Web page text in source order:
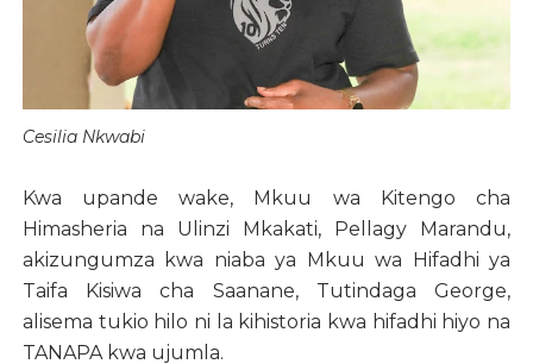
Cesilia Nkwabi
Kwa upande wake, Mkuu wa Kitengo cha
Himasheria na Ulinzi Mkakati, Pellagy Marandu,
akizungumza kwa niaba ya Mkuu wa Hifadhi ya
Taifa Kisiwa cha Saanane, Tutindaga George,
alisema tukio hilo ni la kihistoria kwa hifadhi hiyo na
TANAPA kwa ujumla.